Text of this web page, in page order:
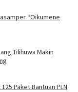
“Oikumene
Tilihuwa Makin
Paket Bantuan PLN